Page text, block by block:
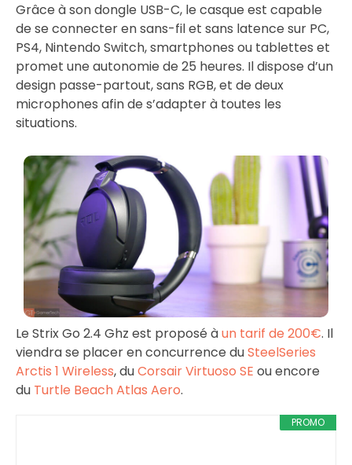
Grâce à son dongle USB-C, le casque est capable
de se connecter en sans-fil et sans latence sur PC,
PS4, Nintendo Switch, smartphones ou tablettes et
promet une autonomie de 25 heures. Il dispose d’un
design passe-partout, sans RGB, et de deux
microphones afin de s’adapter à toutes les
situations.
Le Strix Go 2.4 Ghz est proposé àun tarif de 200€. Il
viendra se placer en concurrence duSteelSeries
Arctis 1 Wireless, duCorsair Virtuoso SE ou encore
du Turtle Beach Atlas Aero.
PROMO